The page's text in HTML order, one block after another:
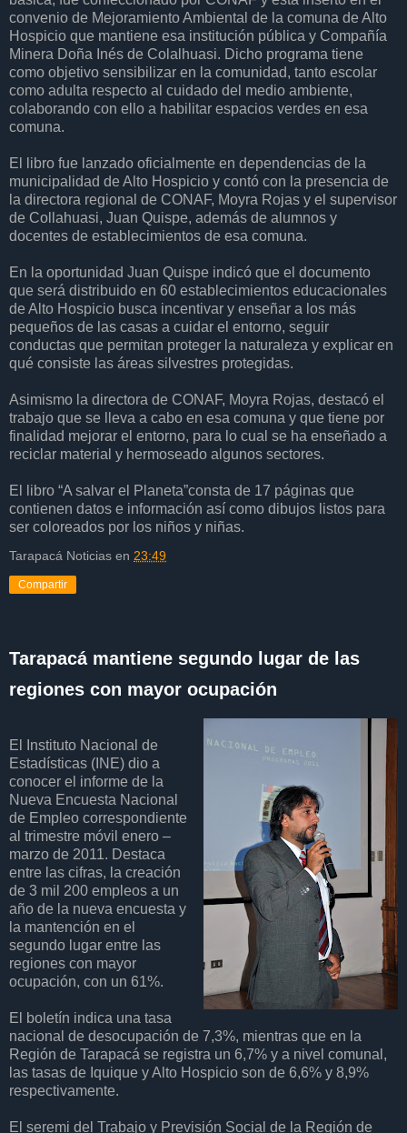
convenio de Mejoramiento Ambiental de la comuna de Alto
Hospicio que mantiene esa institución pública y Compañía
Minera Doña Inés de Colalhuasi. Dicho programa tiene
como objetivo sensibilizar en la comunidad, tanto escolar
como adulta respecto al cuidado del medio ambiente,
colaborando con ello a habilitar espacios verdes en esa
comuna.
El libro fue lanzado oficialmente en dependencias de la
municipalidad de Alto Hospicio y contó con la presencia de
la directora regional de CONAF, Moyra Rojas y el supervisor
de Collahuasi, Juan Quispe, además de alumnos y
docentes de establecimientos de esa comuna.
En la oportunidad Juan Quispe indicó que el documento
que será distribuido en 60 establecimientos educacionales
de Alto Hospicio busca incentivar y enseñar a los más
pequeños de las casas a cuidar el entorno, seguir
conductas que permitan proteger la naturaleza y explicar en
qué consiste las áreas silvestres protegidas.
Asimismo la directora de CONAF, Moyra Rojas, destacó el
trabajo que se lleva a cabo en esa comuna y que tiene por
finalidad mejorar el entorno, para lo cual se ha enseñado a
reciclar material y hermoseado algunos sectores.
El libro “A salvar el Planeta”consta de 17 páginas que
contienen datos e información así como dibujos listos para
ser coloreados por los niños y niñas.
Tarapacá Noticias en 23:49
Compartir
Tarapacá mantiene segundo lugar de las
regiones con mayor ocupación
El Instituto Nacional de
Estadísticas (INE) dio a
conocer el informe de la
Nueva Encuesta Nacional
de Empleo correspondiente
al trimestre móvil enero –
marzo de 2011. Destaca
entre las cifras, la creación
de 3 mil 200 empleos a un
año de la nueva encuesta y
la mantención en el
segundo lugar entre las
regiones con mayor
ocupación, con un 61%.
El boletín indica una tasa
nacional de desocupación de 7,3%, mientras que en la
Región de Tarapacá se registra un 6,7% y a nivel comunal,
las tasas de Iquique y Alto Hospicio son de 6,6% y 8,9%
respectivamente.
El seremi del Trabajo y Previsión Social de la Región de